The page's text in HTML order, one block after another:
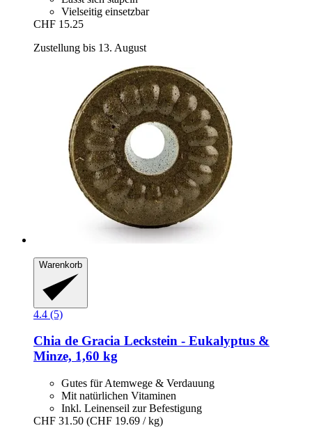
Vielseitig einsetzbar
CHF 15.25
Zustellung bis 13. August
Warenkorb
4.4 (5)
Chia de Gracia Leckstein -​ Eukalyptus &
Minze, 1,60 kg
Gutes für Atemwege & Verdauung
Mit natürlichen Vitaminen
Inkl. Leinenseil zur Befestigung
CHF 31.50 (CHF 19.69 / kg)